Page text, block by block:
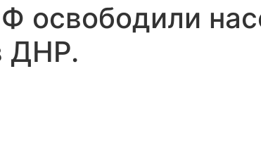
освободили
ДНР.